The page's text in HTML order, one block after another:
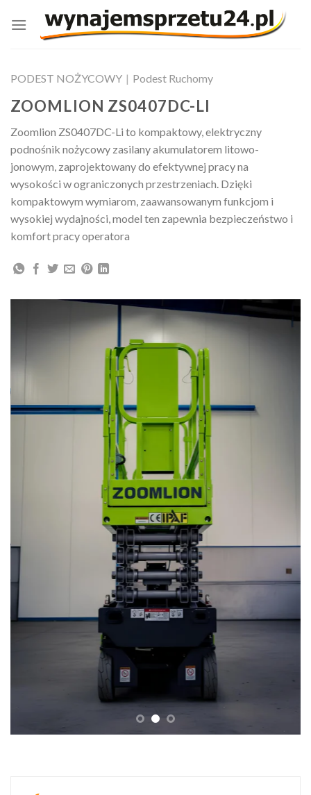
PODEST NOŻYCOWY | Podest Ruchomy
ZOOMLION ZS0407DC-LI
Zoomlion ZS0407DC-Li to kompaktowy, elektryczny
podnośnik nożycowy zasilany akumulatorem litowo-
jonowym, zaprojektowany do efektywnej pracy na
wysokości w ograniczonych przestrzeniach. Dzięki
kompaktowym wymiarom, zaawansowanym funkcjom i
wysokiej wydajności, model ten zapewnia bezpieczeństwo i
komfort pracy operatora